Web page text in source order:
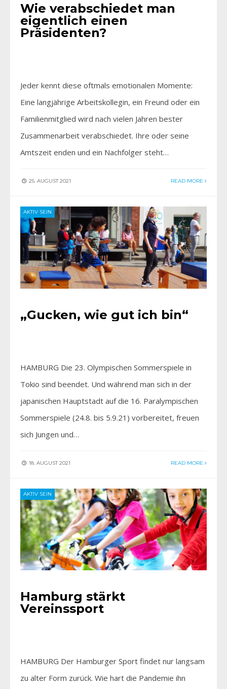
Wie verabschiedet man
eigentlich einen
Präsidenten?
Jeder kennt diese oftmals emotionalen Momente:
Eine langjährige Arbeitskollegin, ein Freund oder ein
Familienmitglied wird nach vielen Jahren bester
Zusammenarbeit verabschiedet. Ihre oder seine
Amtszeit enden und ein Nachfolger steht…
25. AUGUST 2021 READ MORE
AKTIV SEIN
„Gucken, wie gut ich bin“
HAMBURG Die 23. Olympischen Sommerspiele in
Tokio sind beendet. Und während man sich in der
japanischen Hauptstadt auf die 16. Paralympischen
Sommerspiele (24.8. bis 5.9.21) vorbereitet, freuen
sich Jungen und…
18. AUGUST 2021 READ MORE
AKTIV SEIN
Hamburg stärkt
Vereinssport
HAMBURG Der Hamburger Sport findet nur langsam
zu alter Form zurück. Wie hart die Pandemie ihn